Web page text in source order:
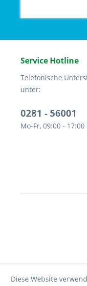
Service Hotline
Telefonische
unter:
0281 - 56001
Mo-Fr, 09:00 -
Diese Website